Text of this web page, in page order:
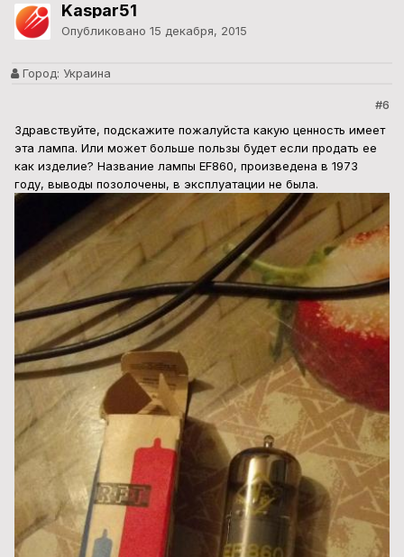
Kaspar51
Опубликовано 15 декабря, 2015
Город: Украина
#6
Здравствуйте, подскажите пожалуйста какую ценность имеет
эта лампа. Или может больше пользы будет если продать ее
как изделие? Название лампы EF860, произведена в 1973
году, выводы позолочены, в эксплуатации не была.